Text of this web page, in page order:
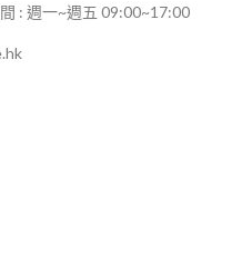
: 週一~週五 09:00~17:00